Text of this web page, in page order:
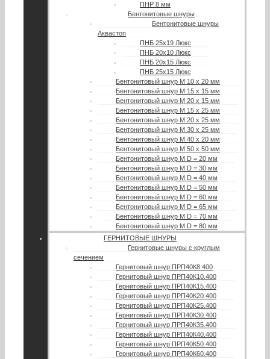
ПНР 8 мм
Бентонитовые шнуры
Бентонитовые шнуры
Аквастоп
ПНБ 25х19 Люкс
ПНБ 20х10 Люкс
ПНБ 20х15 Люкс
ПНБ 25х15 Люкс
Бентонитовый шнур М 10 х 20 мм
Бентонитовый шнур М 15 х 15 мм
Бентонитовый шнур М 20 х 15 мм
Бентонитовый шнур М 15 х 25 мм
Бентонитовый шнур М 20 х 25 мм
Бентонитовый шнур М 30 х 25 мм
Бентонитовый шнур М 40 х 20 мм
Бентонитовый шнур М 50 х 50 мм
Бентонитовый шнур М D = 20 мм
Бентонитовый шнур М D = 30 мм
Бентонитовый шнур М D = 40 мм
Бентонитовый шнур М D = 50 мм
Бентонитовый шнур М D = 60 мм
Бентонитовый шнур М D = 65 мм
Бентонитовый шнур М D = 70 мм
Бентонитовый шнур М D = 80 мм
ГЕРНИТОВЫЕ ШНУРЫ
Гернитовые шнуры с круглым
сечением
Гернитовый шнур ПРП40К8.400
Гернитовый шнур ПРП40К10.400
Гернитовый шнур ПРП40К15.400
Гернитовый шнур ПРП40К20.400
Гернитовый шнур ПРП40К25.400
Гернитовый шнур ПРП40К30.400
Гернитовый шнур ПРП40К35.400
Гернитовый шнур ПРП40К40.400
Гернитовый шнур ПРП40К50.400
Гернитовый шнур ПРП40К60.400